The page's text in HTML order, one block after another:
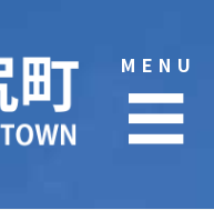
MENU
☰